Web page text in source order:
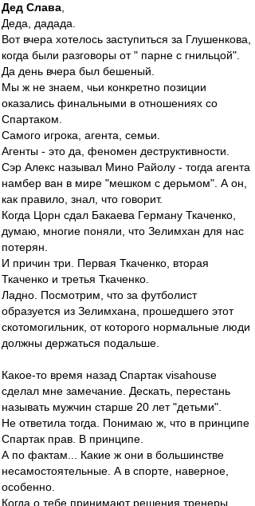
Дед Слава
Деда, дадада.
Вот вчера хотелось заступиться за Глушенкова,
когда были разговоры от " парне с гнильцой".
Да день вчера был бешеный.
Мы ж не знаем, чьи конкретно позиции
оказались финальными в отношениях со
Спартаком.
Самого игрока, агента, семьи.
Агенты - это да, феномен деструктивности.
Сэр Алекс называл Мино Райолу - тогда агента
намбер ван в мире "мешком с дерьмом". А он,
как правило, знал, что говорит.
Когда Цорн сдал Бакаева Герману Ткаченко,
думаю, многие поняли, что Зелимхан для нас
потерян.
И причин три. Первая Ткаченко, вторая
Ткаченко и третья Ткаченко.
Ладно. Посмотрим, что за футболист
образуется из Зелимхана, прошедшего этот
скотомогильник, от которого нормальные люди
должны держаться подальше.
Какое-то время назад Спартак visahouse
сделал мне замечание. Дескать, перестань
называть мужчин старше 20 лет "детьми".
Не ответила тогда. Понимаю ж, что в принципе
Спартак прав. В принципе.
А по фактам... Какие ж они в большинстве
несамостоятельные. А в спорте, наверное,
особенно.
Когда о тебе принимают решения тренеры,